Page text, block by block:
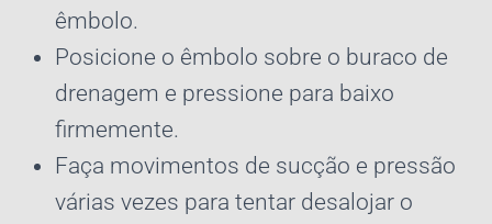
êmbolo.
Posicione o êmbolo sobre o buraco de
drenagem e pressione para baixo
firmemente.
Faça movimentos de sucção e pressão
várias vezes para tentar desalojar o